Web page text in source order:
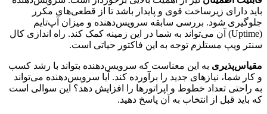
باید دارای زیرساخت قوی و پایدار باشد تا از قطعی‌های مکرر
جلوگیری شود. بررسی سابقه سرویس‌دهنده و میزان آپ‌تایم
(Uptime) آن می‌تواند به شما در این زمینه کمک کند. راه اندازی کال
سنتر ویپ مستلزم توجه به این فاکتور حیاتی است.
مقیاس‌پذیری به این معناست که سرویس‌دهنده بتواند با رشد کسب
و کار شما، نیازهای جدید را برآورده کند. آیا سرویس‌دهنده می‌تواند
به راحتی تعداد خطوط و اپراتورها را افزایش دهد؟ این سوالی است
که باید قبل از انتخاب به آن پاسخ دهید.